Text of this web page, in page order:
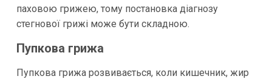
паховою грижею, тому постановка діагнозу
стегнової грижі може бути складною.
Пупкова грижа
Пупкова грижа розвивається, коли кишечник, жир